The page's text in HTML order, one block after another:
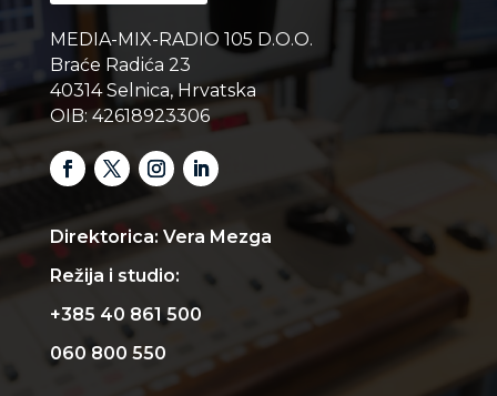
MEDIA-MIX-RADIO 105 D.O.O.
Braće Radića 23
40314 Selnica, Hrvatska
OIB: 42618923306
Direktorica: Vera Mezga
Režija i studio:
+385 40 861 500
060 800 550